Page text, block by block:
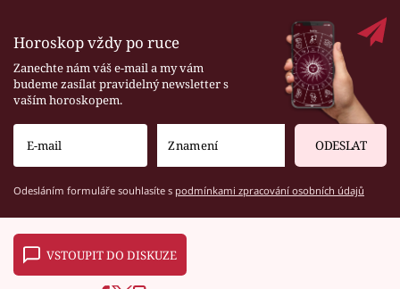
Horoskop vždy po ruce
Zanechte nám váš e-mail a my vám
budeme zasílat pravidelný newsletter s
vaším horoskopem.
ODESLAT
Odesláním formuláře souhlasíte s podmínkami zpracování osobních údajů
VSTOUPIT DO DISKUZE